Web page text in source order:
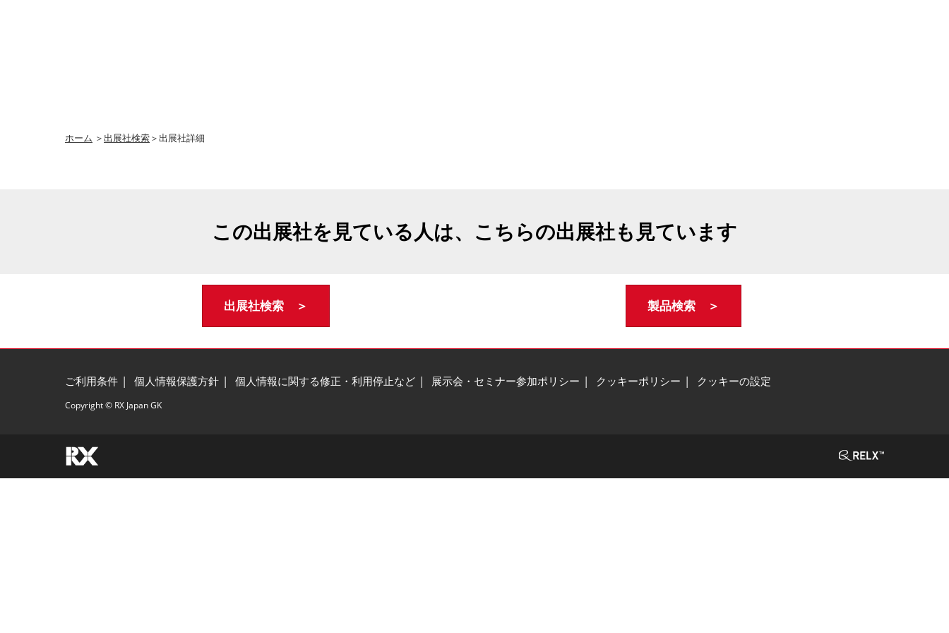
ホーム ＞出展社検索＞出展社詳細
この出展社を見ている人は、こちらの出展社も見ています
出展社検索 ＞ 製品検索 ＞
ご利用条件 個人情報保護方針 個人情報に関する修正・利用停止など 展示会・セミナー参加ポリシー クッキーポリシー クッキーの設定
Copyright © RX Japan GK